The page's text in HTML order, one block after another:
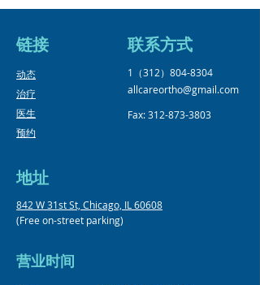
链接
​动态
治疗
医生
预约
​联系方式
1（312）804-8304
allcareortho@gmail.com
Fax:312-873-3803
地址
842 W 31st St, Chicago, IL 60608
(Free on-street parking)
营业时间